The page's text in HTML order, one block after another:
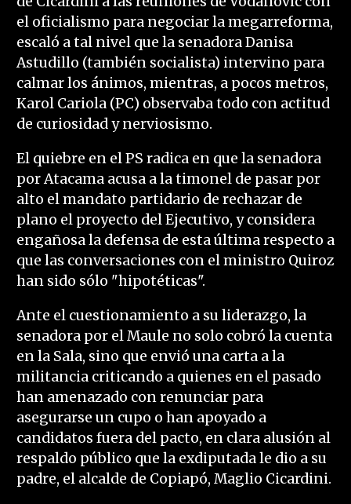
el oficialismo para negociar la megarreforma,
escaló a tal nivel que la senadora Danisa
Astudillo (también socialista) intervino para
calmar los ánimos, mientras, a pocos metros,
Karol Cariola (PC) observaba todo con actitud
de curiosidad y nerviosismo.
El quiebre en el PS radica en que la senadora
por Atacama acusa a la timonel de pasar por
alto el mandato partidario de rechazar de
plano el proyecto del Ejecutivo, y considera
engañosa la defensa de esta última respecto a
que las conversaciones con el ministro Quiroz
han sido sólo "hipotéticas".
Ante el cuestionamiento a su liderazgo, la
senadora por el Maule no solo cobró la cuenta
en la Sala, sino que envió una carta a la
militancia criticando a quienes en el pasado
han amenazado con renunciar para
asegurarse un cupo o han apoyado a
candidatos fuera del pacto, en clara alusión al
respaldo público que la exdiputada le dio a su
padre, el alcalde de Copiapó, Maglio Cicardini.